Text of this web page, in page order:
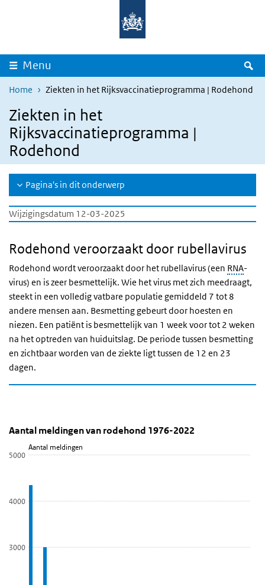
Overslaan en naar de inhoud gaan
Menu
Home Ziekten in het Rijksvaccinatieprogramma | Rodehond
Ziekten in het
Rijksvaccinatieprogramma |
Rodehond
Pagina's in dit onderwerp
Wijzigingsdatum 12-03-2025
Rodehond veroorzaakt door rubellavirus
Rodehond wordt veroorzaakt door het rubellavirus (een RNA-
virus) en is zeer besmettelijk. Wie het virus met zich meedraagt,
steekt in een volledig vatbare populatie gemiddeld 7 tot 8
andere mensen aan. Besmetting gebeurt door hoesten en
niezen. Een patiënt is besmettelijk van 1 week voor tot 2 weken
na het optreden van huiduitslag. De periode tussen besmetting
en zichtbaar worden van de ziekte ligt tussen de 12 en 23
dagen.
Aantal meldingen van rodehond
Sla de grafiek 'Aantal meldingen van rodehond 1976-2022' over
Aantal meldingen van rodehond 1976-2022
Staaf grafiek met 48 staven.
Bekijk als data tabel.
Aantal meldingen
Aantal meldingen van rodehond 1976-2022
3000
4000
5000